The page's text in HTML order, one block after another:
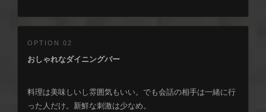
OPTION 02
おしゃれなダイニングバー
料理は美味しいし雰囲気もいい。でも会話の相手は一緒に行
った人だけ。新鮮な刺激は少なめ。